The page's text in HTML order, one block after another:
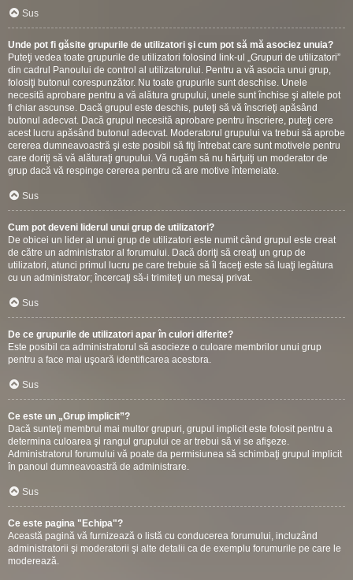
Sus
Unde pot fi găsite grupurile de utilizatori şi cum pot să mă asociez unuia?
Puteţi vedea toate grupurile de utilizatori folosind link-ul „Grupuri de utilizatori”
din cadrul Panoului de control al utilizatorului. Pentru a vă asocia unui grup,
folosiţi butonul corespunzător. Nu toate grupurile sunt deschise. Unele
necesită aprobare pentru a vă alătura grupului, unele sunt închise şi altele pot
fi chiar ascunse. Dacă grupul este deschis, puteţi să vă înscrieţi apăsând
butonul adecvat. Dacă grupul necesită aprobare pentru înscriere, puteţi cere
acest lucru apăsând butonul adecvat. Moderatorul grupului va trebui să aprobe
cererea dumneavoastră şi este posibil să fiţi întrebat care sunt motivele pentru
care doriţi să vă alăturaţi grupului. Vă rugăm să nu hărţuiţi un moderator de
grup dacă vă respinge cererea pentru că are motive întemeiate.
Sus
Cum pot deveni liderul unui grup de utilizatori?
De obicei un lider al unui grup de utilizatori este numit când grupul este creat
de către un administrator al forumului. Dacă doriţi să creaţi un grup de
utilizatori, atunci primul lucru pe care trebuie să îl faceţi este să luaţi legătura
cu un administrator; încercaţi să-i trimiteţi un mesaj privat.
Sus
De ce grupurile de utilizatori apar în culori diferite?
Este posibil ca administratorul să asocieze o culoare membrilor unui grup
pentru a face mai uşoară identificarea acestora.
Sus
Ce este un „Grup implicit”?
Dacă sunteţi membrul mai multor grupuri, grupul implicit este folosit pentru a
determina culoarea şi rangul grupului ce ar trebui să vi se afişeze.
Administratorul forumului vă poate da permisiunea să schimbaţi grupul implicit
în panoul dumneavoastră de administrare.
Sus
Ce este pagina "Echipa"?
Această pagină vă furnizează o listă cu conducerea forumului, incluzând
administratorii şi moderatorii şi alte detalii ca de exemplu forumurile pe care le
moderează.